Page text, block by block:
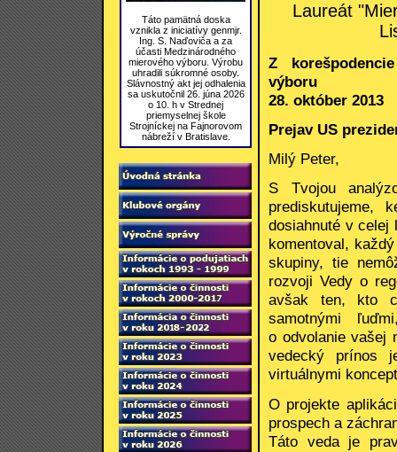
Táto pamätná doska
vznikla z iniciatívy genmjr.
Ing. S. Naďoviča a za
účasti Medzinárodného
mierového výboru. Výrobu
uhradili súkromné osoby.
Slávnostný akt jej odhalenia
sa uskutočnil 26. júna 2026
o 10. h v Strednej
priemyselnej škole
Strojníckej na Fajnorovom
nábreží v Bratislave.
Laureát
Z
výboru
28. október 2013
Prejav US
Milý Peter,
S Tvojou
prediskutujeme,
dosiahnuté v celej
komentoval,
skupiny, tie
rozvoji Vedy o
avšak ten, kto
samotnými
o odvolanie vašej
vedecký prínos
virtuálnymi
O projekte
prospech a
Táto veda je